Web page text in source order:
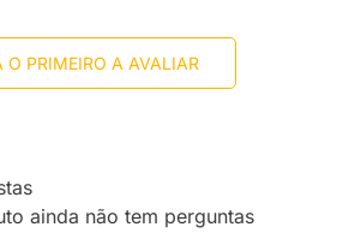
O PRIMEIRO A AVALIAR
ainda não tem perguntas